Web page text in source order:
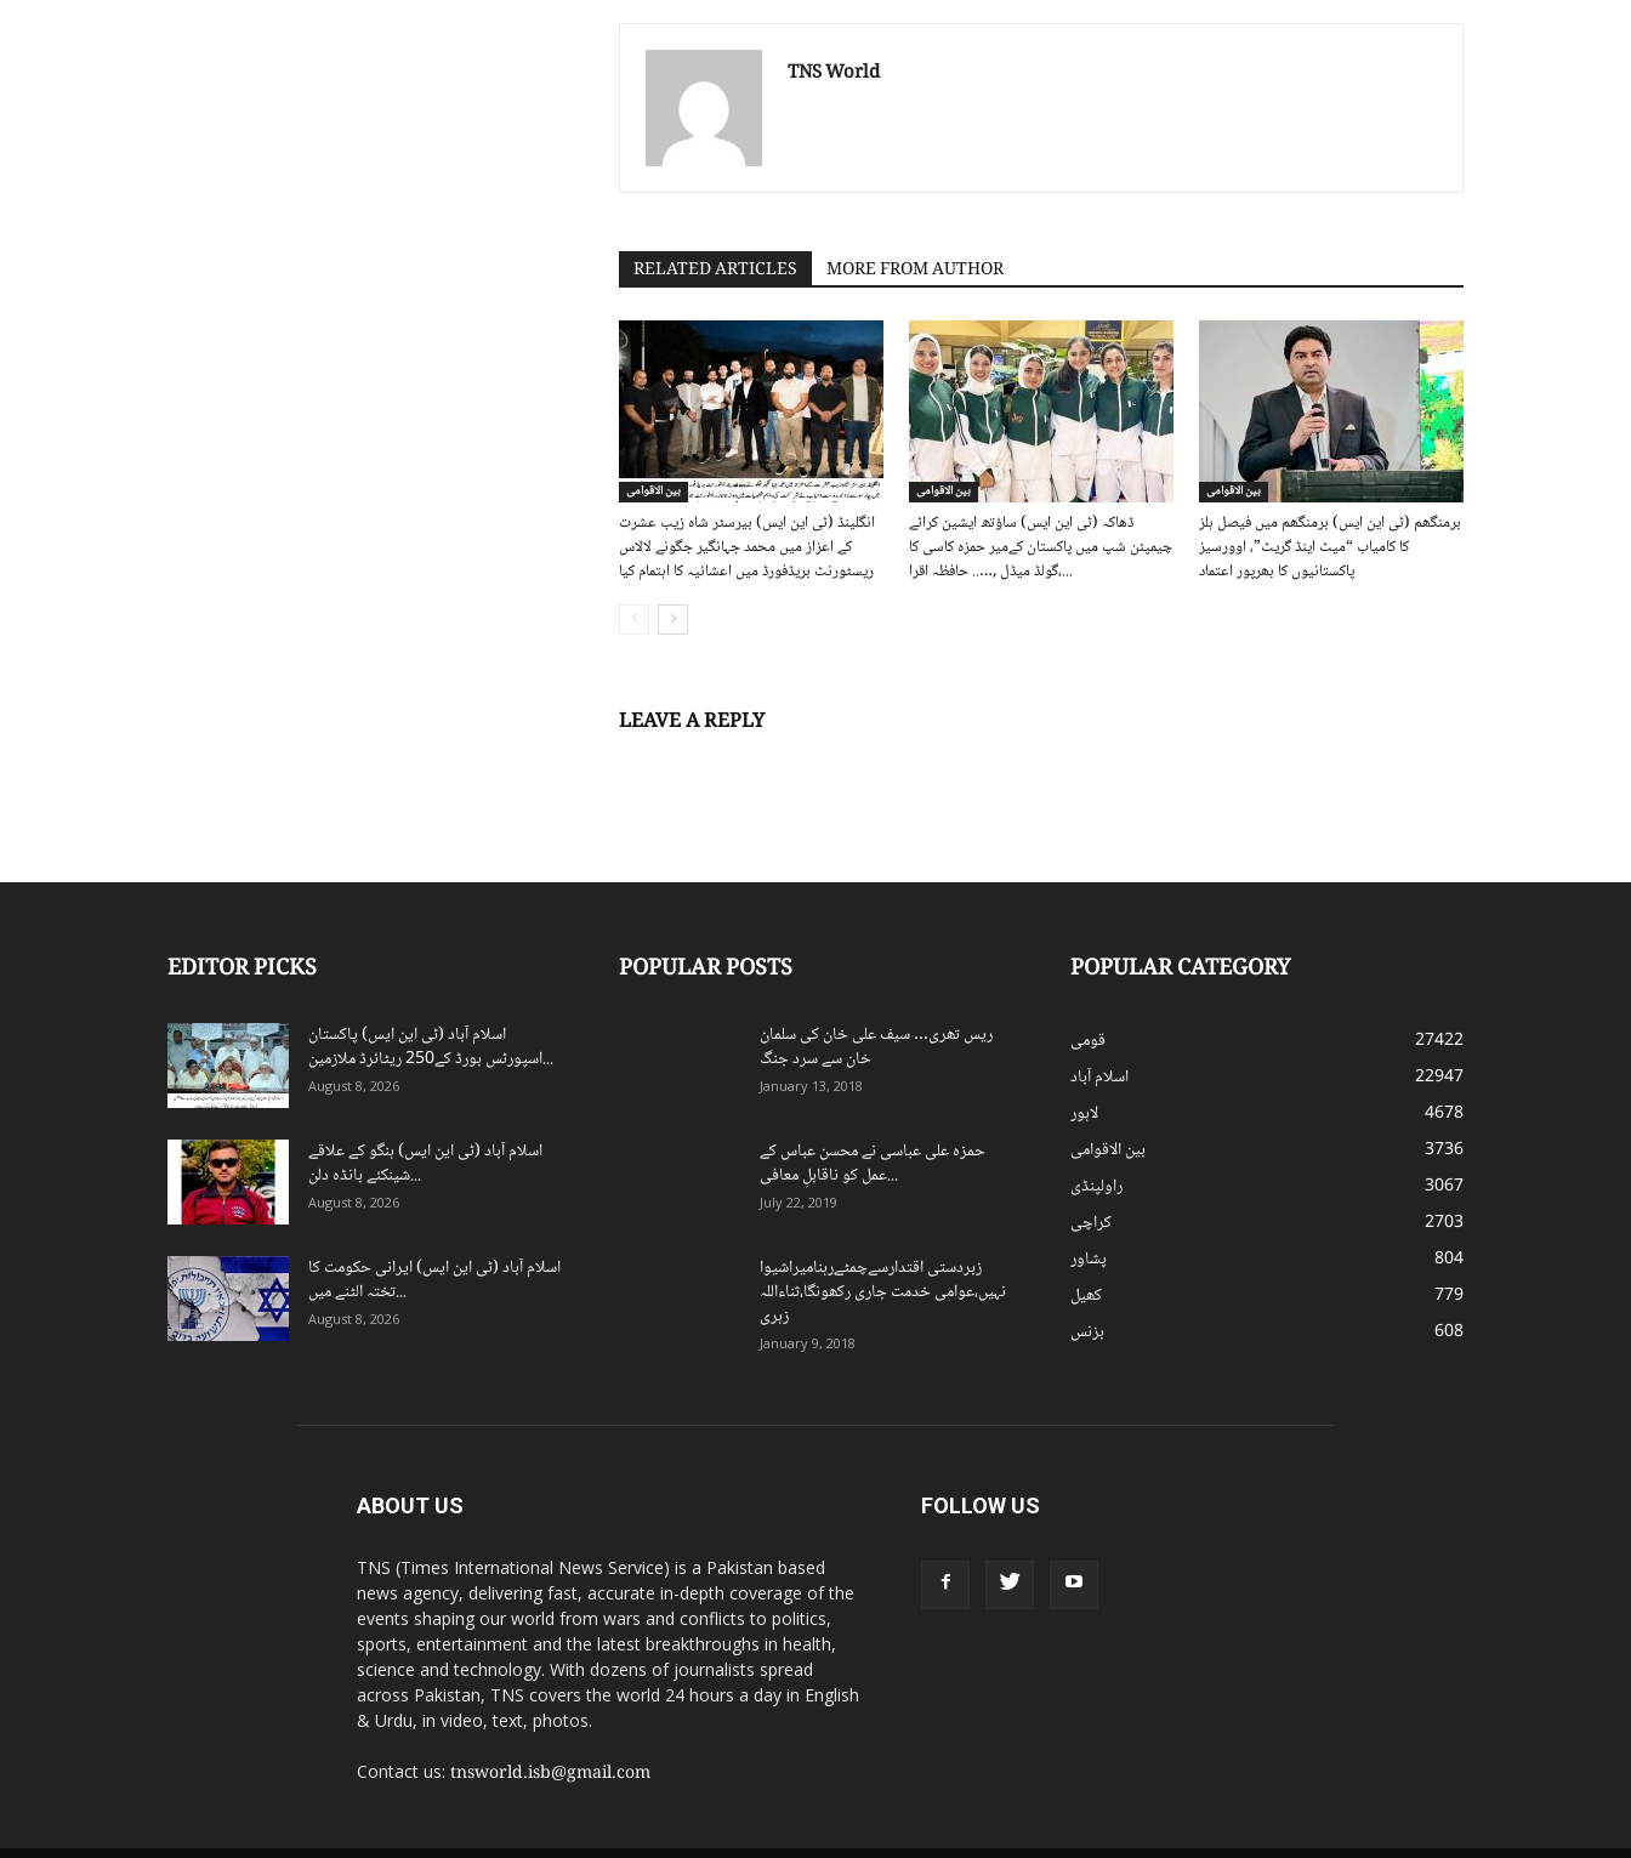
TNS World
RELATED ARTICLES MORE FROM AUTHOR
بین الاقوامی
انگلینڈ (ٹی این ایس) بیرسٹر شاہ زیب عشرت
کے اعزاز میں محمد جہانگیر جگونے لالاس
ریسٹورنٹ بریڈفورڈ میں اعشائیہ کا اہتمام کیا
بین الاقوامی
ڈھاکہ (ٹی این ایس) ساؤتھ ایشین کراٹے
چیمپئن شپ میں پاکستان کےمیر حمزہ کاسی کا
گولڈ میڈل ,….. حافظہ اقرا،...
بین الاقوامی
برمنگھم (ٹی این ایس) برمنگھم میں فیصل ہلز
کا کامیاب “میٹ اینڈ گریٹ”، اوورسیز
پاکستانیوں کا بھرپور اعتماد
LEAVE A REPLY
EDITOR PICKS
اسلام آباد (ٹی این ایس) پاکستان
اسپورٹس بورڈ کے250 ریٹائرڈ ملازمین...
August 8, 2026
اسلام آباد (ٹی این ایس) ہنگو کے علاقے
شینکئے بانڈہ دلن...
August 8, 2026
اسلام آباد (ٹی این ایس) ایرانی حکومت کا
تختہ الٹنے میں...
August 8, 2026
POPULAR POSTS
ریس تھری… سیف علی خان کی سلمان
خان سے سرد جنگ
January 13, 2018
حمزہ علی عباسی نے محسن عباس کے
عمل کو ناقابلِ معافی...
July 22, 2019
زبردستی اقتدارسےچمٹےرہنامیراشیوا
نہیں،عوامی خدمت جاری رکھونگا،ثناءاللہ
زہری
January 9, 2018
POPULAR CATEGORY
قومی
27422
اسلام آباد
22947
لاہور
4678
بین الاقوامی
3736
راولپنڈی
3067
کراچی
2703
پشاور
804
کھیل
779
بزنس
608
ABOUT US
TNS (Times International News Service) is a Pakistan based
news agency, delivering fast, accurate in-depth coverage of the
events shaping our world from wars and conflicts to politics,
sports, entertainment and the latest breakthroughs in health,
science and technology. With dozens of journalists spread
across Pakistan, TNS covers the world 24 hours a day in English
& Urdu, in video, text, photos.
Contact us:tnsworld.isb@gmail.com
FOLLOW US